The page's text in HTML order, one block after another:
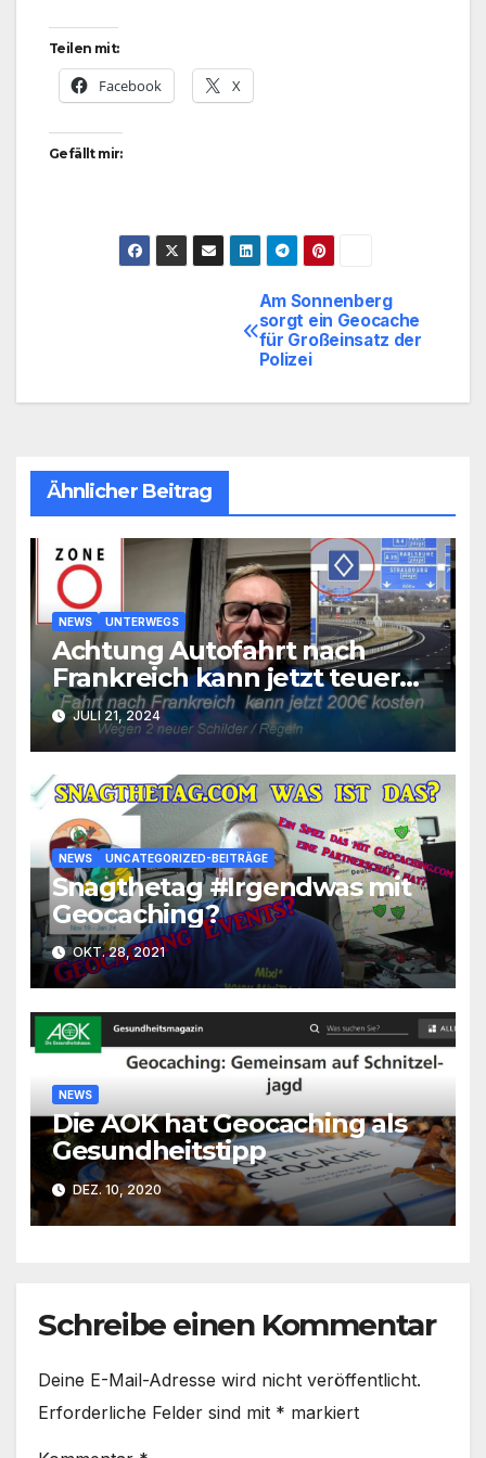
Teilen mit:
Facebook X
Gefällt mir:
Beitragsnavigation
Am Sonnenberg
sorgt ein Geocache
für Großeinsatz der
Polizei
Ähnlicher Beitrag
NEWS UNTERWEGS
Achtung Autofahrt nach
Frankreich kann jetzt teuer
werden 200€
JULI 21, 2024
NEWS UNCATEGORIZED-BEITRÄGE
Snagthetag #Irgendwas mit
Geocaching?
OKT. 28, 2021
NEWS
Die AOK hat Geocaching als
Gesundheitstipp
DEZ. 10, 2020
Schreibe einen Kommentar
Deine E-Mail-Adresse wird nicht veröffentlicht.
Erforderliche Felder sind mit * markiert